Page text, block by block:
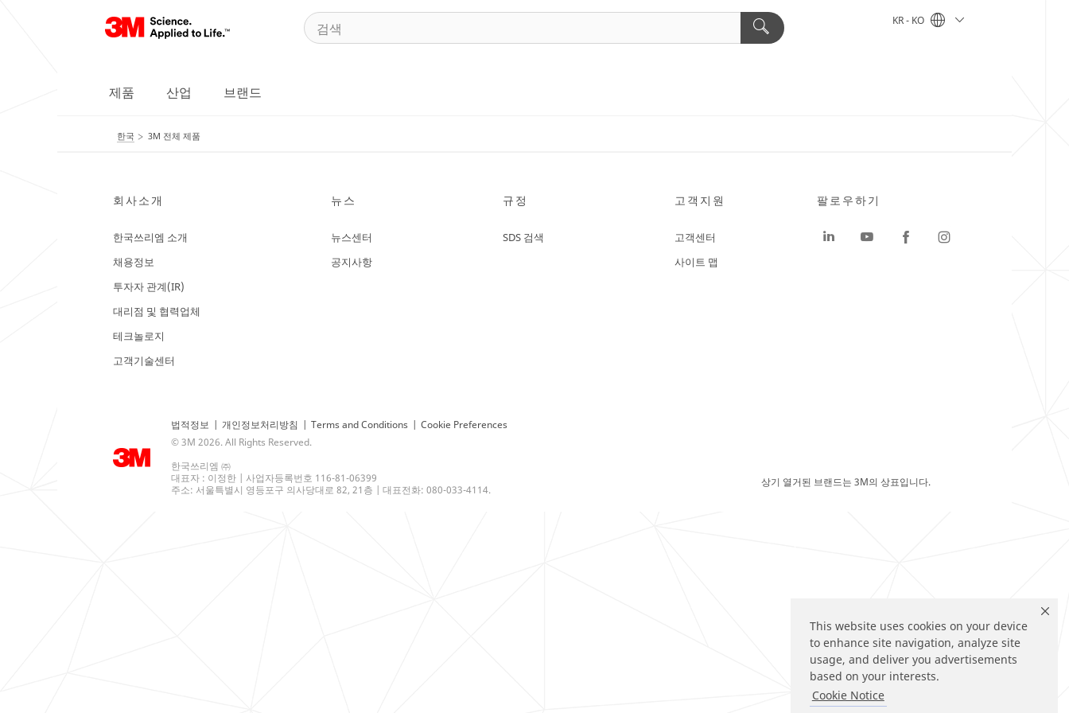
This website uses cookies on your device
to enhance site navigation, analyze site
usage, and deliver you advertisements
based on your interests.
Cookie Notice
KR - KO
제품 산업 브랜드
한국 3M 전체 제품
회사소개
한국쓰리엠 소개
채용정보
투자자 관계(IR)
대리점 및 협력업체
테크놀로지
고객기술센터
뉴스
뉴스센터
공지사항
규정
SDS 검색
고객지원
고객센터
사이트 맵
법적정보 | 개인정보처리방침 | Terms and Conditions | Cookie Preferences
© 3M 2026. All Rights Reserved.
한국쓰리엠 ㈜
대표자 : 이정한 | 사업자등록번호 116-81-06399
주소: 서울특별시 영등포구 의사당대로 82, 21층 | 대표전화: 080-033-4114.
팔로우하기
상기 열거된 브랜드는 3M의 상표입니다.